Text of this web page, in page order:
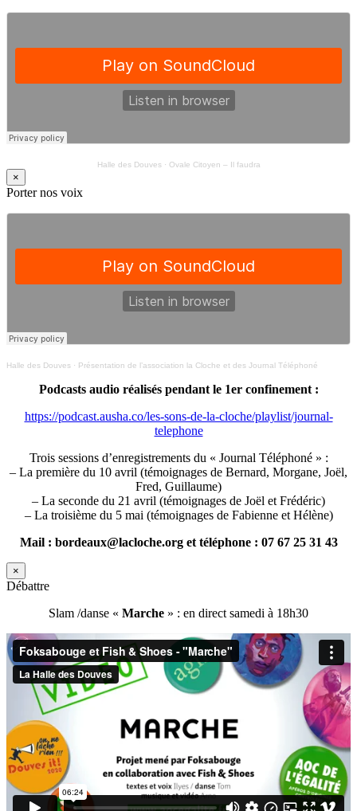
Halle des Douves· Ovale Citoyen – Il faudra
×
Porter nos voix
Halle des Douves · Présentation de l’association la Cloche et des Journal Téléphoné
Podcasts audio réalisés pendant le 1er confinement :
https://podcast.ausha.co/les-sons-de-la-cloche/playlist/journal-
telephone
Trois sessions d’enregistrements du « Journal Téléphoné » :
– La première du 10 avril (témoignages de Bernard, Morgane, Joël,
Fred, Guillaume)
– La seconde du 21 avril (témoignages de Joël et Frédéric)
– La troisième du 5 mai (témoignages de Fabienne et Hélène)
Mail : bordeaux@lacloche.org et téléphone : 07 67 25 31 43
×
Débattre
Slam /danse « Marche » : en direct samedi à 18h30